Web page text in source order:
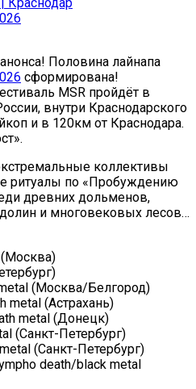
Половина лайнапа
сформирована!
MSR пройдёт в
внутри Краснодарского
и в 120км от Краснодара.
коллективы
ритуалы по «Пробуждению
древних дольменов,
и многовековых лесов…
(Москва)
(Москва/Белгород)
metal (Астрахань)
metal (Донецк)
(Санкт-Петербург)
(Санкт-Петербург)
death/black metal